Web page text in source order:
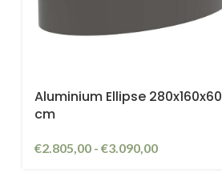
Aluminium Ellipse 280x160x60
cm
€2.805,00 - €3.090,00